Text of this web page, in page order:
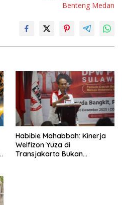
Benteng Medan
Habibie Mahabbah: Kinerja
Welfizon Yuza di
Transjakarta Bukan